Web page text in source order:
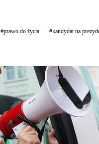
#prawo do życia #kandydat na